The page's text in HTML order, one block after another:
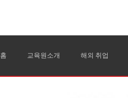
홈 교육원소개 해외 취업